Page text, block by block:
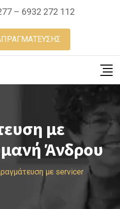
– 6932 272 112
με
Άνδρου
με servicer